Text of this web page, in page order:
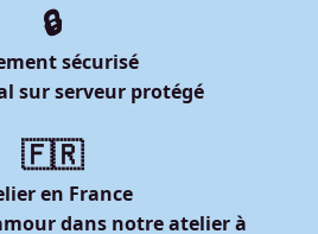
🔒
sécurisé
sur serveur protégé
🇫🇷
en France
dans notre atelier à